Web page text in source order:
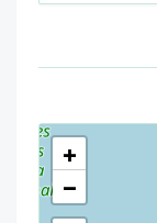
<!---->
+
−